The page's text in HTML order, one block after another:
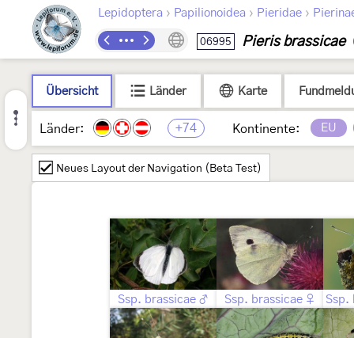
Lepidoptera › Papilionoidea › Pieridae ›
06995 Pieris brassicae
Übersicht Länder Karte
Länder: +74 Kontinente: EU
Neues Layout der Navigation (Beta Test)
Ssp. brassicae ♂ Ssp. brassicae ♀